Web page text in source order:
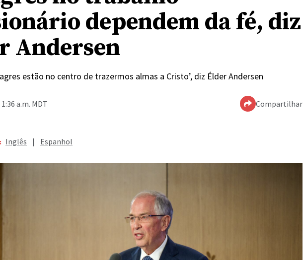
dependem da fé, diz
Andersen
estão no centro de trazermos almas a Cristo’, diz Élder Andersen
a.m. MDT Compartilhar
Inglês | Espanhol